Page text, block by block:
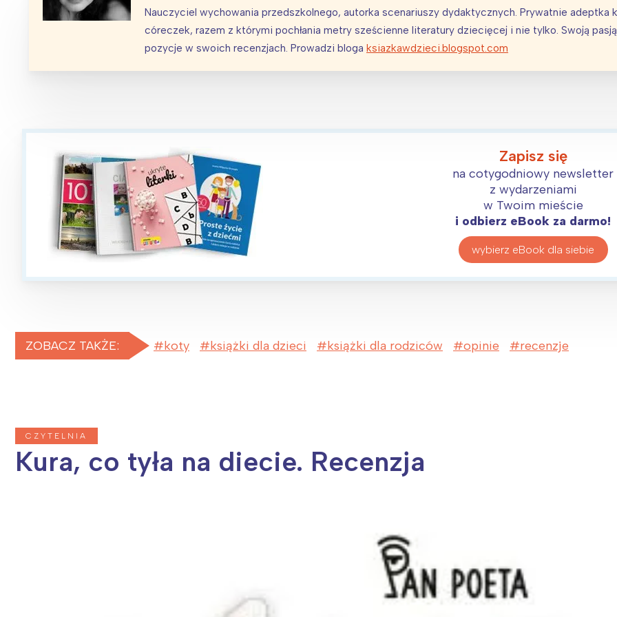
Nauczyciel wychowania przedszkolnego, autorka scenariuszy dydaktycznych. Prywatnie adeptka
córeczek, razem z którymi pochłania metry sześcienne literatury dziecięcej i nie tylko. Swoją
pozycje w swoich recenzjach. Prowadzi bloga ksiazkawdzieci.blogspot.com
Zapisz się
na cotygodniowy newsletter
z wydarzeniami
w Twoim mieście
i odbierz eBook za darmo!
wybierz eBook dla siebie
ZOBACZ TAKŻE: koty książki dla dzieci książki dla rodziców opinie recenzje
CZYTELNIA
Kura, co tyła na diecie. Recenzja